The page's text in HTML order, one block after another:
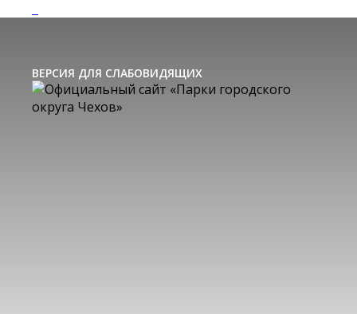
ВЕРСИЯ ДЛЯ СЛАБОВИДЯЩИХ